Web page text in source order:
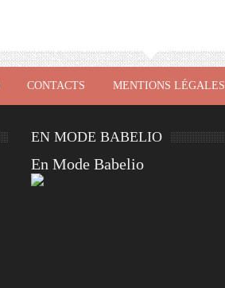
CONTACTS MENTIONS LÉGALES
EN MODE BABELIO
En Mode Babelio